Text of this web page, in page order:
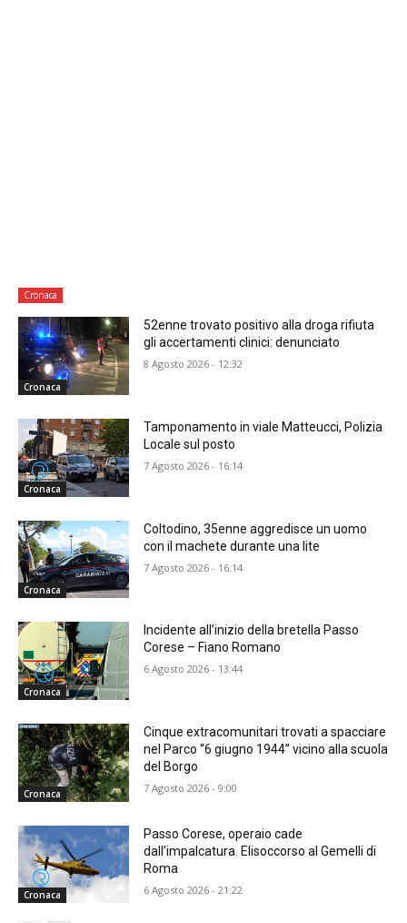
Cronaca
Cronaca
52enne trovato positivo alla droga rifiuta
gli accertamenti clinici: denunciato
8 Agosto 2026 - 12:32
Cronaca
Tamponamento in viale Matteucci, Polizia
Locale sul posto
7 Agosto 2026 - 16:14
Cronaca
Coltodino, 35enne aggredisce un uomo
con il machete durante una lite
7 Agosto 2026 - 16:14
Cronaca
Incidente all’inizio della bretella Passo
Corese – Fiano Romano
6 Agosto 2026 - 13:44
Cronaca
Cinque extracomunitari trovati a spacciare
nel Parco “6 giugno 1944” vicino alla scuola
del Borgo
7 Agosto 2026 - 9:00
Cronaca
Passo Corese, operaio cade
dall’impalcatura. Elisoccorso al Gemelli di
Roma
6 Agosto 2026 - 21:22